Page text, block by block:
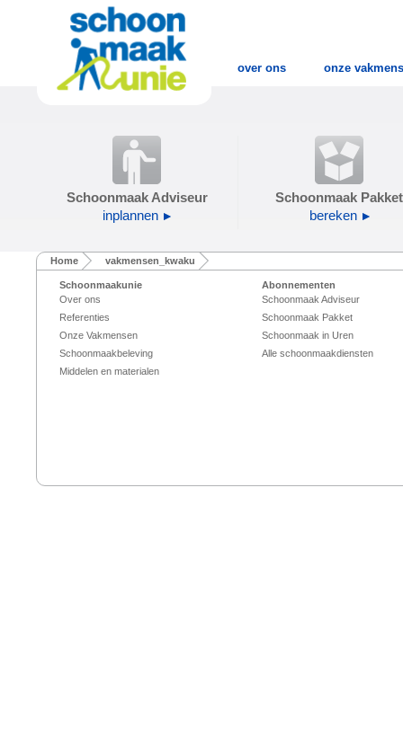
over ons onze
Schoonmaak Adviseur
inplannen
Schoonmaak Pakket
bereken
Home vakmensen_kwaku
Schoonmaakunie
Over ons
Referenties
Onze Vakmensen
Schoonmaakbeleving
Middelen en materialen
Abonnementen
Schoonmaak Adviseur
Schoonmaak Pakket
Schoonmaak in Uren
Alle schoonmaakdiensten